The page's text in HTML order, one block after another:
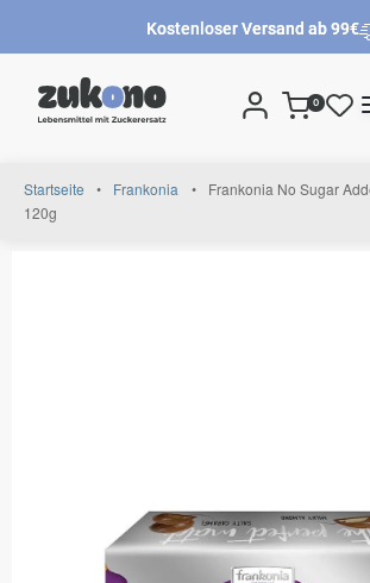
Kostenloser Versand ab 99€
0
Startseite • Frankonia •
Frankonia No Sugar
120g